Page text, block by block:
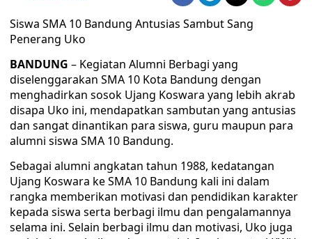
Siswa SMA 10 Bandung Antusias Sambut Sang
Penerang Uko
BANDUNG – Kegiatan Alumni Berbagi yang
diselenggarakan SMA 10 Kota Bandung dengan
menghadirkan sosok Ujang Koswara yang lebih akrab
disapa Uko ini, mendapatkan sambutan yang antusias
dan sangat dinantikan para siswa, guru maupun para
alumni siswa SMA 10 Bandung.
Sebagai alumni angkatan tahun 1988, kedatangan
Ujang Koswara ke SMA 10 Bandung kali ini dalam
rangka memberikan motivasi dan pendidikan karakter
kepada siswa serta berbagi ilmu dan pengalamannya
selama ini. Selain berbagi ilmu dan motivasi, Uko juga